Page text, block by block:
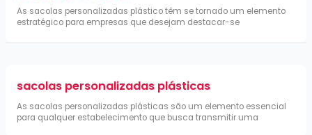
As sacolas personalizadas plástico têm se tornado um elemento
estratégico para empresas que desejam destacar-se
sacolas personalizadas plásticas
As sacolas personalizadas plásticas são um elemento essencial
para qualquer estabelecimento que busca transmitir uma